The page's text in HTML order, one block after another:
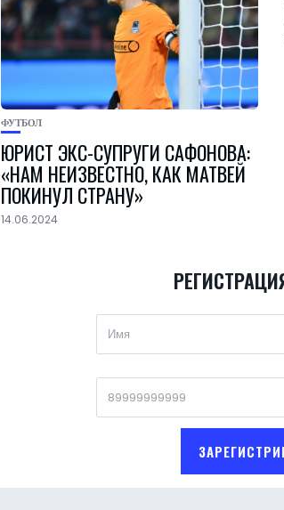
ФУТБОЛ
ЮРИСТ ЭКС-СУПРУГИ САФОНОВА:
«НАМ НЕИЗВЕСТНО, КАК МАТВЕЙ
ПОКИНУЛ СТРАНУ»
14.06.2024